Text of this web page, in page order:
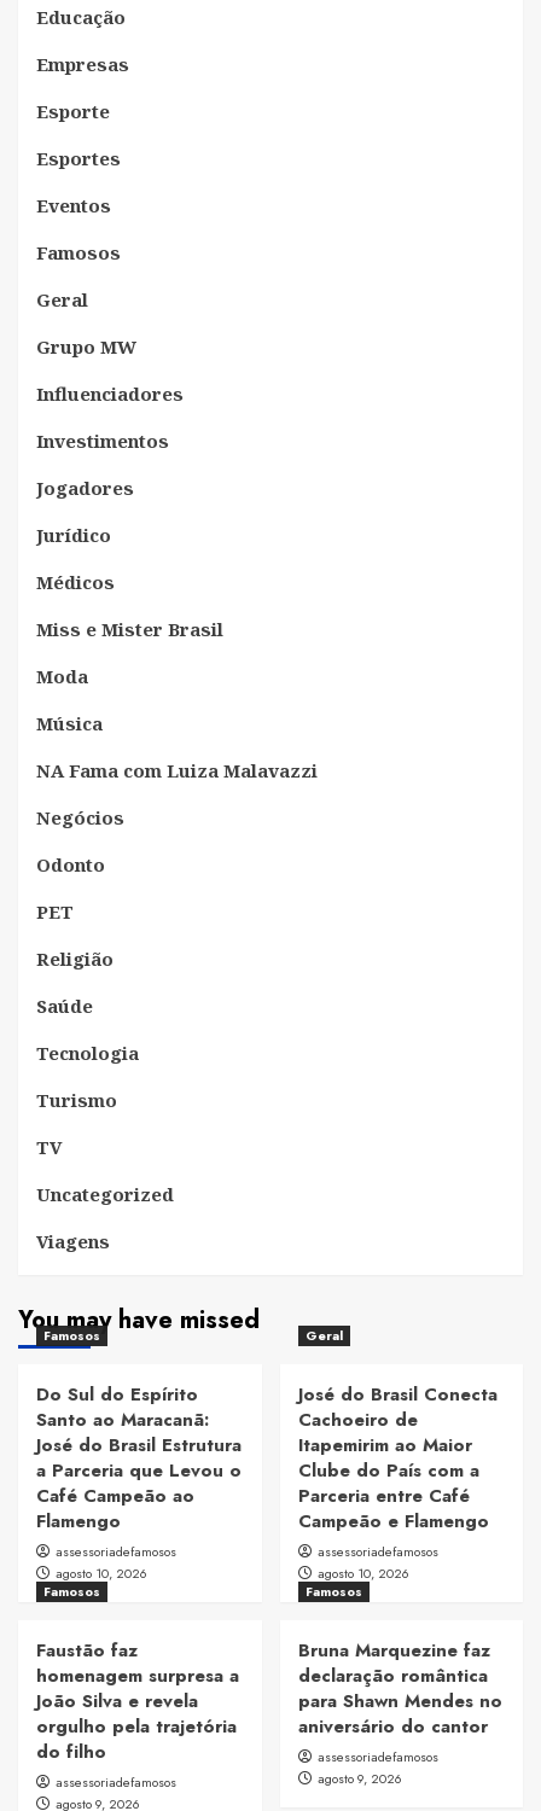
Educação
Empresas
Esporte
Esportes
Eventos
Famosos
Geral
Grupo MW
Influenciadores
Investimentos
Jogadores
Jurídico
Médicos
Miss e Mister Brasil
Moda
Música
NA Fama com Luiza Malavazzi
Negócios
Odonto
PET
Religião
Saúde
Tecnologia
Turismo
TV
Uncategorized
Viagens
You may have missed
Famosos
Do Sul do Espírito
Santo ao Maracanã:
José do Brasil Estrutura
a Parceria que Levou o
Café Campeão ao
Flamengo
assessoriadefamosos
agosto 10, 2026
Geral
José do Brasil Conecta
Cachoeiro de
Itapemirim ao Maior
Clube do País com a
Parceria entre Café
Campeão e Flamengo
assessoriadefamosos
agosto 10, 2026
Famosos
Faustão faz
homenagem surpresa a
João Silva e revela
orgulho pela trajetória
do filho
assessoriadefamosos
agosto 9, 2026
Famosos
Bruna Marquezine faz
declaração romântica
para Shawn Mendes no
aniversário do cantor
assessoriadefamosos
agosto 9, 2026